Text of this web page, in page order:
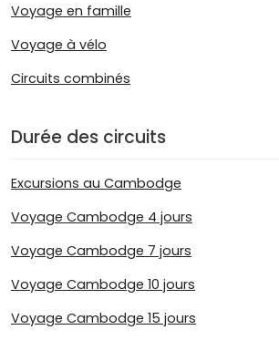
Voyage en famille
Voyage à vélo
Circuits combinés
Durée des circuits
Excursions au Cambodge
Voyage Cambodge 4 jours
Voyage Cambodge 7 jours
Voyage Cambodge 10 jours
Voyage Cambodge 15 jours